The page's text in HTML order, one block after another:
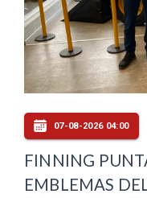
07-08-2026 04:00
FINNING
EMBLEMAS